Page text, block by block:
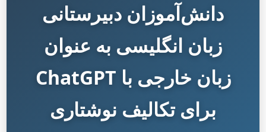
دانش‌آموزان دبیرستانی
زبان انگلیسی به عنوان
زبان خارجی با ChatGPT
برای تکالیف نوشتاری